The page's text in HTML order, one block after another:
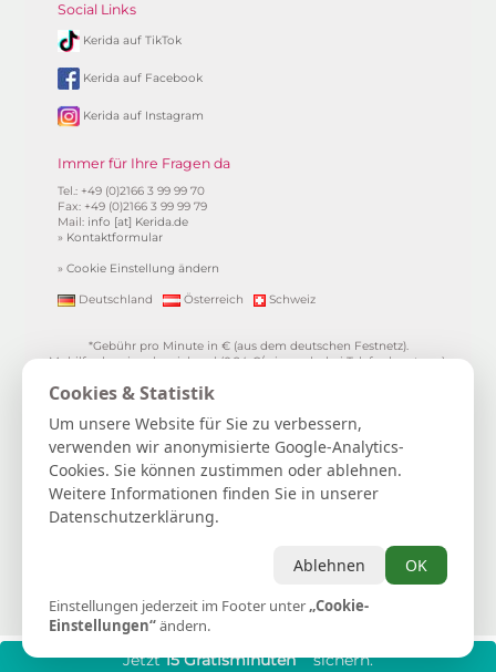
Social Links
Kerida auf TikTok
Kerida auf Facebook
Kerida auf Instagram
Immer für Ihre Fragen da
Tel.: +49 (0)2166 3 99 99 70
Fax: +49 (0)2166 3 99 99 79
Mail: info [at] Kerida.de
» Kontaktformular
»Cookie Einstellung ändern
Deutschland Österreich Schweiz
*Gebühr pro Minute in € (aus dem deutschen Festnetz).
Mobilfunkpreise abweichend (0,24 €/min. mehr bei Telefonberatung).
**1.99€/min aus allen dt. Netzen
Gratisgepräch in Höhe von 15 Minuten.
15 Gratisminuten zum Kartenlegen sichern|Spiritueller Berater/in
werden
FAQ / Hilfe|AGB |Verträge hier kündigen / widerrufen
Kontakt & Impressum / Datenschutz
Kerida die Esoterikline für Kartenlegen, Hellsehen, Wahrsagen,
Lebensberatung, Spiritualität und mehr...
Selbstliebe | Heilung | Spiritualität | Achtsamkeit | Persönliches
Wachstum | Intuition | Loslassen | Manifestation | Dankbarkeit
Astrologie |Hellsehen |Kartenlegen |Lebensberatung
Tierkommunikation
Cookies & Statistik
Um unsere Website für Sie zu verbessern,
verwenden wir anonymisierte Google-Analytics-
Cookies. Sie können zustimmen oder ablehnen.
Weitere Informationen finden Sie in unserer
Datenschutzerklärung.
Ablehnen OK
Einstellungen jederzeit im Footer unter„Cookie-
Einstellungen“ändern.
Jetzt15 Gratisminuten***sichern.